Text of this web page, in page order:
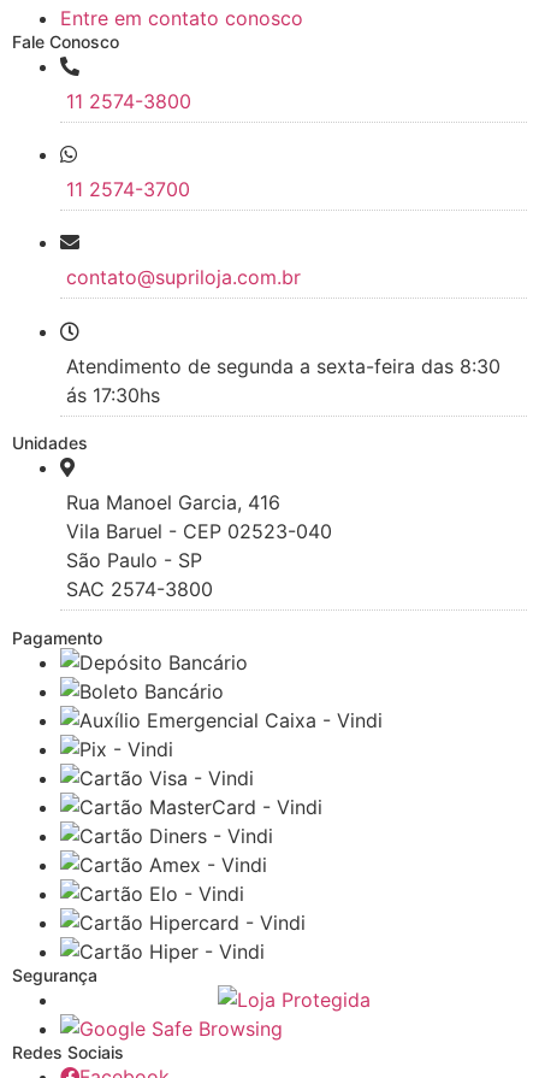
Entre em contato conosco
Fale Conosco
11 2574-3800
11 2574-3700
contato@supriloja.com.br
Atendimento de segunda a sexta-feira das 8:30
ás 17:30hs
Unidades
Rua Manoel Garcia, 416
Vila Baruel - CEP 02523-040
São Paulo - SP
SAC 2574-3800
Pagamento
Segurança
Redes Sociais